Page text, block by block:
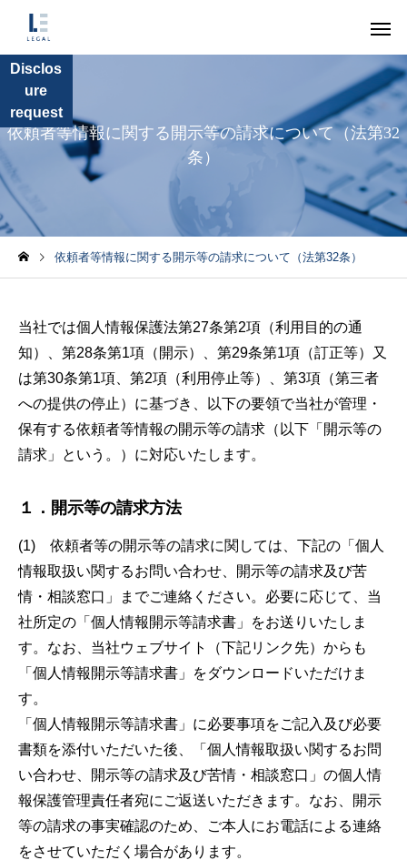
内部統制外部監査 顧問業務サ
金融庁の監督指針改正
べきメール・SMS運用
保険代理店はプロダ
補充原則を採択でき
のか
依頼者等情報に関する開示等の請求について（法第32
条）
Disclos
ure
request
依頼者等情報に関する開示等の請求について（法第32条）
当社では個人情報保護法第27条第2項（利用目的の通
知）、第28条第1項（開示）、第29条第1項（訂正等）又
は第30条第1項、第2項（利用停止等）、第3項（第三者
への提供の停止）に基づき、以下の要領で当社が管理・
保有する依頼者等情報の開示等の請求（以下「開示等の
請求」という。）に対応いたします。
１．開示等の請求方法
(1) 依頼者等の開示等の請求に関しては、下記の「個人
情報取扱い関するお問い合わせ、開示等の請求及び苦
情・相談窓口」までご連絡ください。必要に応じて、当
社所定の「個人情報開示等請求書」をお送りいたしま
す。なお、当社ウェブサイト（下記リンク先）からも
「個人情報開示等請求書」をダウンロードいただけま
す。
「個人情報開示等請求書」に必要事項をご記入及び必要
書類を添付いただいた後、「個人情報取扱い関するお問
い合わせ、開示等の請求及び苦情・相談窓口」の個人情
報保護管理責任者宛にご返送いただきます。なお、開示
等の請求の事実確認のため、ご本人にお電話による連絡
をさせていただく場合があります。